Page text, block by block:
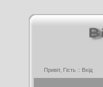
Привіт, Гість :: Вхід